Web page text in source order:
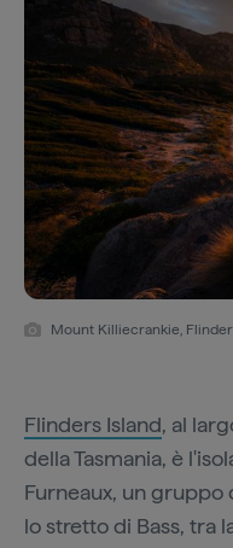
Mount Killiecrankie,
Flinders Island, al
della Tasmania, è
Furneaux, un gruppo
lo stretto di Bass, tra